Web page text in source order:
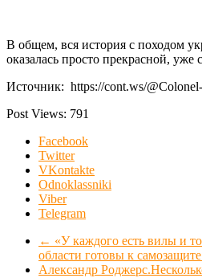
В общем, вся история с походом
оказалась просто прекрасной, уже
Источник: https://cont.ws/
Post Views: 791
Facebook
Twitter
VKontakte
Odnoklassniki
Viber
Telegram
← «У каждого есть вилы и
области готовы к
Александр